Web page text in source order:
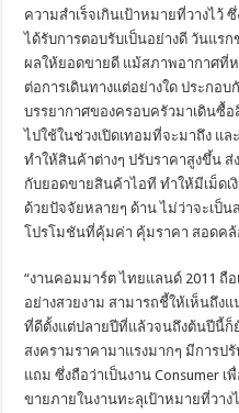
ความสำเร็จเกินเป้าหมายที่วางไว้
ได้รับการตอบรับเป็นอย่างดี วันแร
ผลให้ยอดขายดี แม้สภาพอากาศที่
ต่อการเดินทางแต่อย่างใด ประกอ
บรรยากาศของครอบครัวมาเดินซื้
ไปใช้ในช่วงเปิดเทอมที่จะมาถึง แล
ทำให้สินค้าต่างๆ ปรับราคาสูงขึ้น
กับยอดขายสินค้าไอที ทำให้มีเม็ดเ
ด้วยปัจจัยหลายๆ ด้าน ไม่ว่าจะเป็
โปรโมชันที่คุ้มค่า คุ้มราคา สอดคล้
“งานคอมมาร์ต ไทยแลนด์ 2011 ถื
อย่างสวยงาม สามารถชี้ให้เห็นถึง
ที่ดีตั้งแต่ปลายปีที่แล้วจนถึงต้นปีนี้ก็
สงครามราคามาแรงมากๆ มีการป
แถม ซึ่งถือว่าเป็นงาน Consumer
ขายภายในงานทะลุเป้าหมายที่วาง